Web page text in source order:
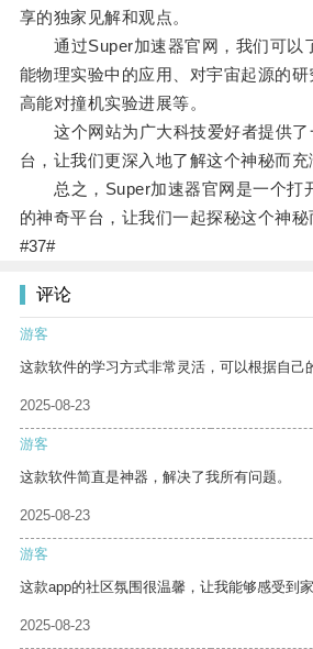
享的独家见解和观点。
通过Super加速器官网，我们可以
能物理实验中的应用、对宇宙起源的
高能对撞机实验进展等。
这个网站为广大科技爱好者提供了
台，让我们更深入地了解这个神秘而充
总之，Super加速器官网是一个打
的神奇平台，让我们一起探秘这个神秘
#37#
评论
游客
这款软件的学习方式非常灵活，可以根据自己
2025-08-23
游客
这款软件简直是神器，解决了我所有问题。
2025-08-23
游客
这款app的社区氛围很温馨，让我能够感受到家
2025-08-23